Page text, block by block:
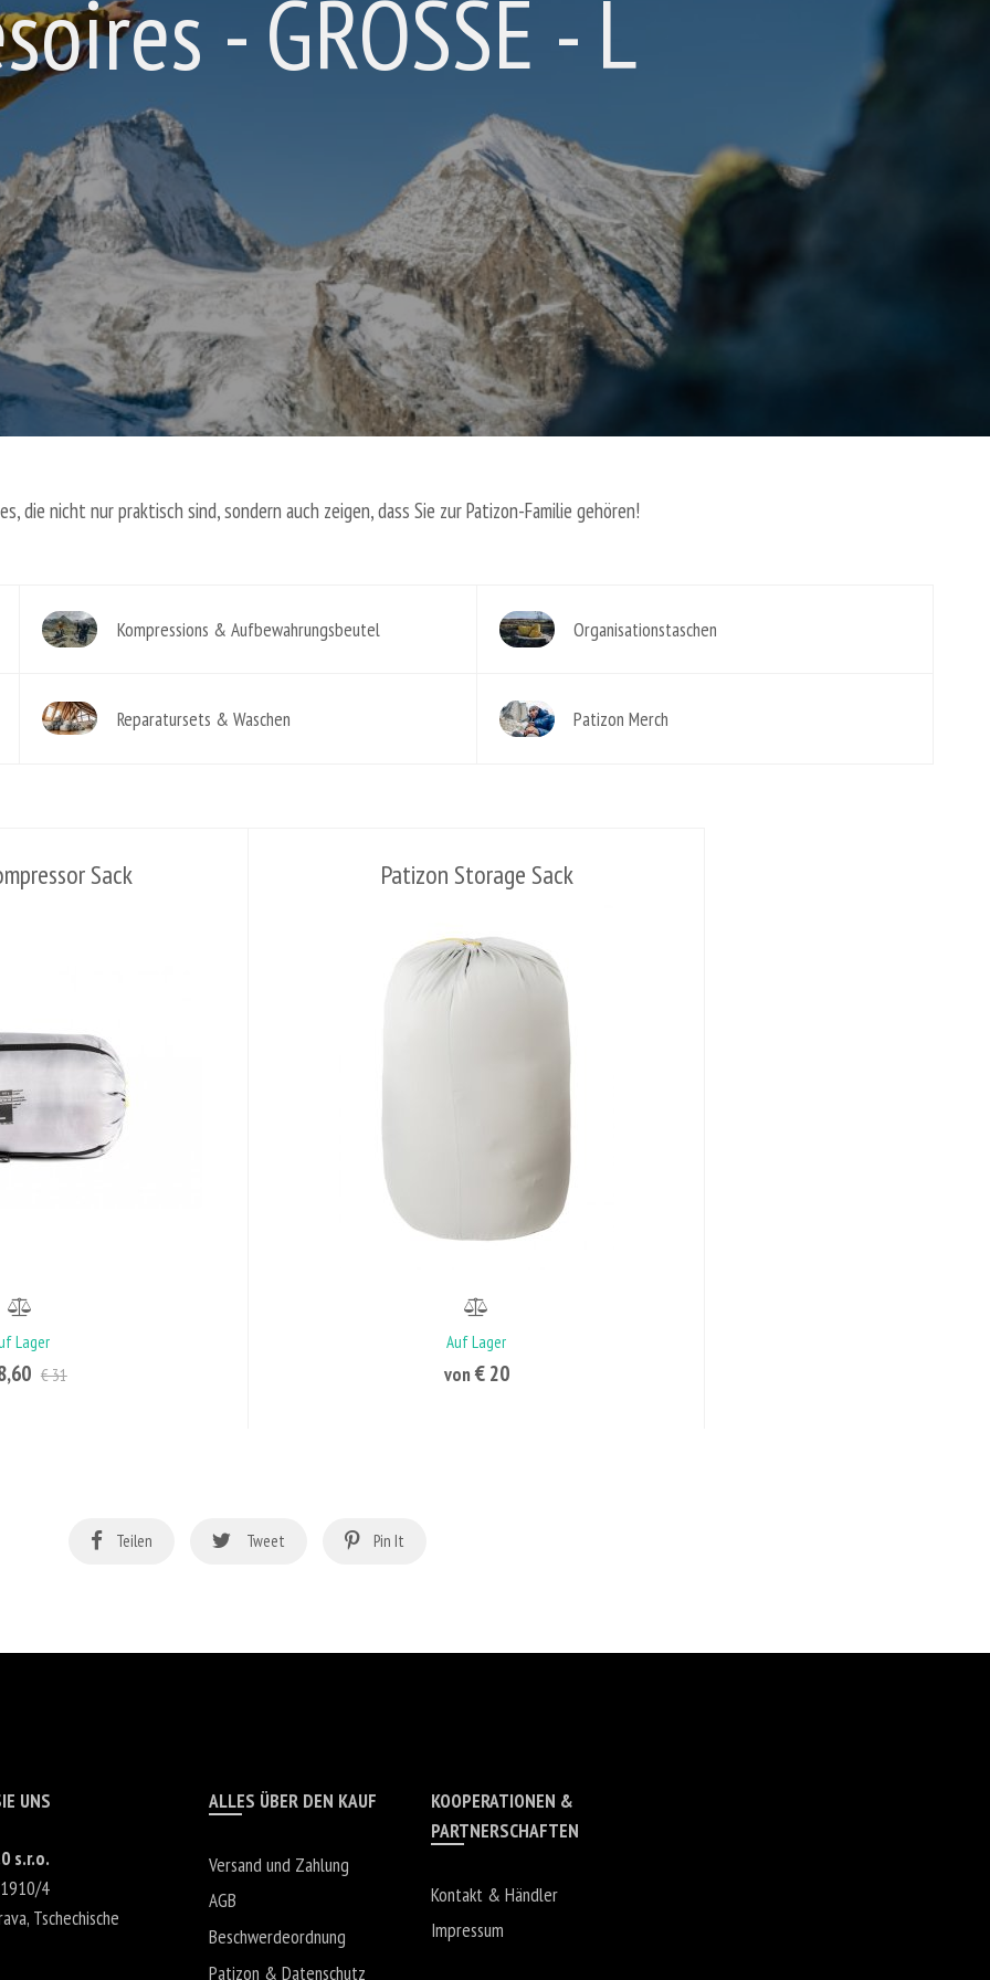
- GRÖSSE - L
die nicht nur praktisch sind, sondern auch zeigen, dass Sie zur Patizon-Familie gehören!
Kompressions & Aufbewahrungsbeutel Organisationstaschen
Reparatursets & Waschen Patizon Merch
Sack
Lager
€ 31
Patizon Storage Sack
Auf Lager
von € 20
Teilen Tweet Pin It
UNS
s.r.o.
4
, Tschechische
ALLES ÜBER DEN KAUF
Versand und Zahlung
AGB
Beschwerdeordnung
Patizon & Datenschutz
KOOPERATIONEN &
PARTNERSCHAFTEN
Kontakt & Händler
Impressum